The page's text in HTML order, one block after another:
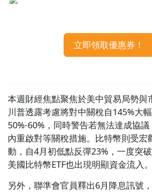
#3：比特幣衝破 9.4 萬美元，自 4/7 低點
#4：Fed 官員釋出降息訊號，美股三大指
立即領取優惠券！
本週財經焦點聚焦於美中貿易局勢與
川普透露考慮將對中關稅自145%大
50%-60%，同時警告若無法達成協
內重啟對等關稅措施。比特幣則受宏
動，自4月初低點反彈23%，一度突
美國比特幣ETF也出現明顯資金流入。
另外，聯準會官員釋出6月降息訊號